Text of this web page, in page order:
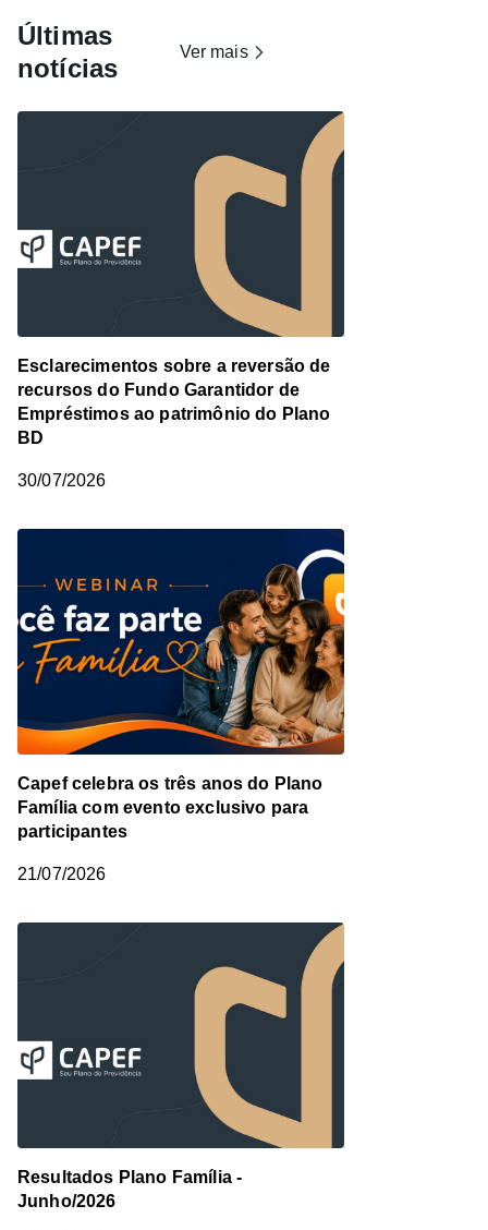
Últimas
notícias
Ver mais
Esclarecimentos sobre a reversão de
recursos do Fundo Garantidor de
Empréstimos ao patrimônio do Plano
BD
30/07/2026
Capef celebra os três anos do Plano
Família com evento exclusivo para
participantes
21/07/2026
Resultados Plano Família -
Junho/2026